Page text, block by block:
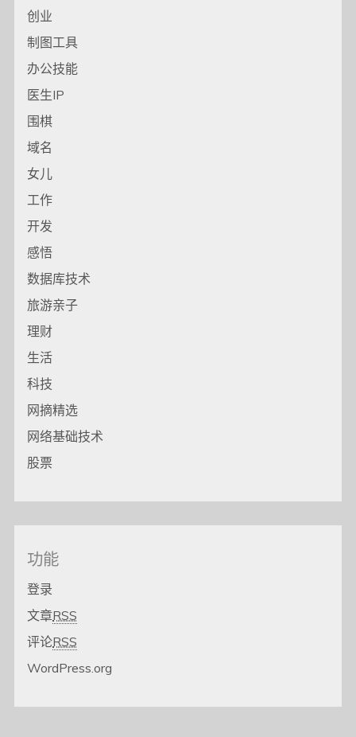
创业
制图工具
办公技能
医生IP
围棋
域名
女儿
工作
开发
感悟
数据库技术
旅游亲子
理财
生活
科技
网摘精选
网络基础技术
股票
功能
登录
文章RSS
评论RSS
WordPress.org